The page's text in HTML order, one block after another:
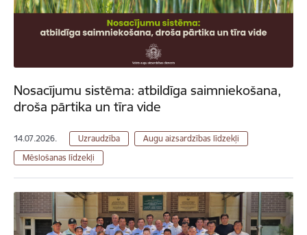
Nosacījumu sistēma: atbildīga saimniekošana,
droša pārtika un tīra vide
14.07.2026. Uzraudzība
Augu aizsardzības līdzekļi
Mēslošanas līdzekļi